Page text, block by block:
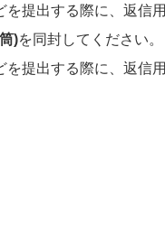
を提出する際に、返信用
)を同封してください。
を提出する際に、返信用